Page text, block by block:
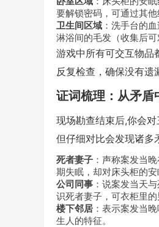
要解锁密码，可通过其
卫生间区域 ：洗手台的
淋浴间的毛发（收集后可
游戏中所有可交互物品
反复检查，确保没有遗
证词梳理：从矛盾
现场勘查结束后,你会
但仔细对比会发现诸多
死者妻子 ：声称案发当
期失眠，却对床头柜的安
公司同事 ：说案发当天
识死者妻子，可衣柜里的
楼下邻居 ：表示案发当
生人的特征。